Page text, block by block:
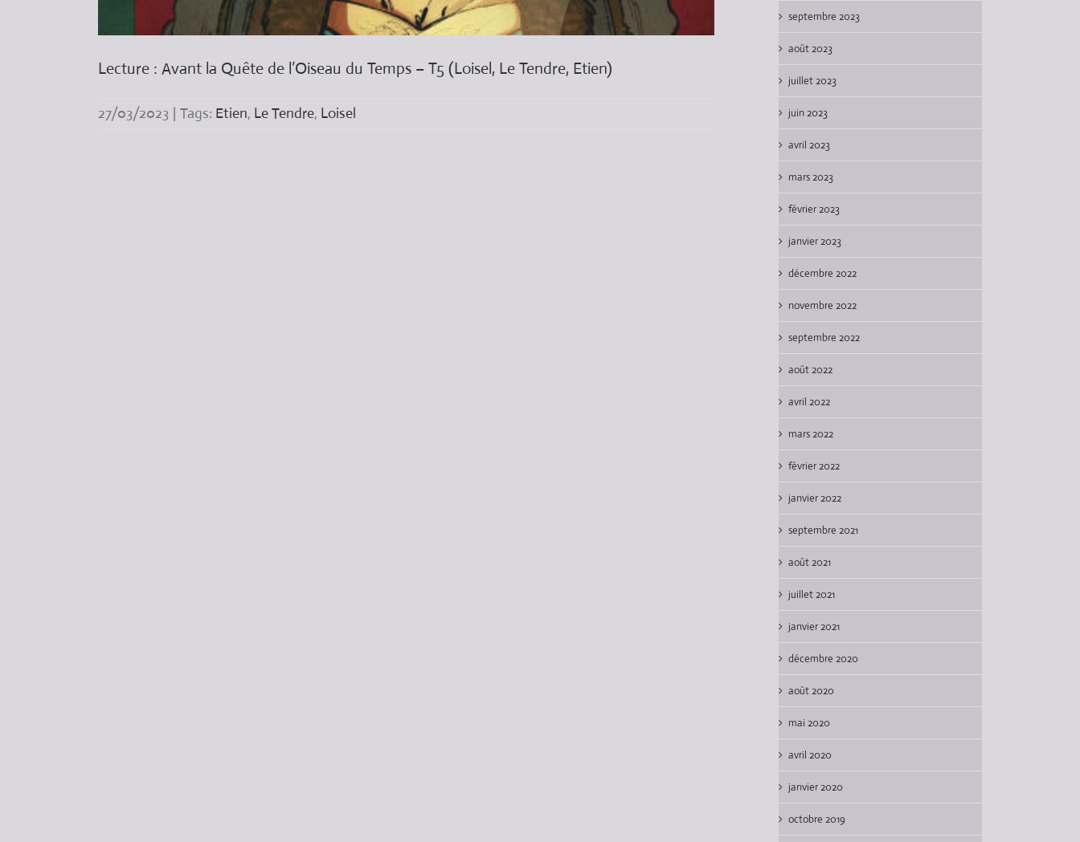
Lecture : Avant la Quête de l’Oiseau du Temps – T5 (Loisel, Le Tendre, Etien)
27/03/2023 | Tags: Etien, Le Tendre, Loisel
septembre 2023
août 2023
juillet 2023
juin 2023
avril 2023
mars 2023
février 2023
janvier 2023
décembre 2022
novembre 2022
septembre 2022
août 2022
avril 2022
mars 2022
février 2022
janvier 2022
septembre 2021
août 2021
juillet 2021
janvier 2021
décembre 2020
août 2020
mai 2020
avril 2020
janvier 2020
octobre 2019